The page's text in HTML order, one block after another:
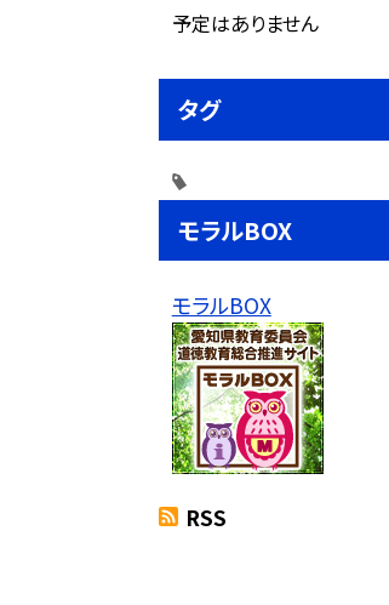
予定はありません
タグ
モラルBOX
モラルBOX
RSS